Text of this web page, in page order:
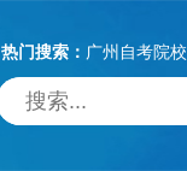
热门搜索： 广州自考院校